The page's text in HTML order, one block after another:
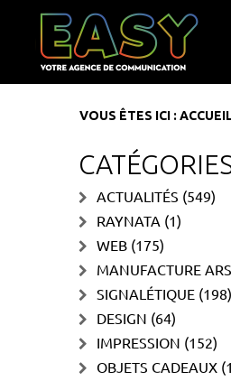
VOUS ÊTES ICI :
ACTUALITÉS (549)
RAYNATA (1)
WEB (175)
MANUFACTURE
SIGNALÉTIQUE (198)
DESIGN (64)
IMPRESSION (152)
OBJETS CADEAUX